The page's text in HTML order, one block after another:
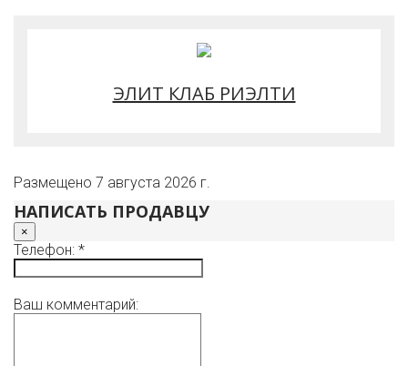
горячей водой и встроенной кухней, зона отдыха с
видеонаблюдение.ЭЛИТ КЛАБ РИЭЛТИ
Размещено 7 августа 2026 г.
НАПИСАТЬ ПРОДАВЦУ
×
Телефон: *
Ваш комментарий: